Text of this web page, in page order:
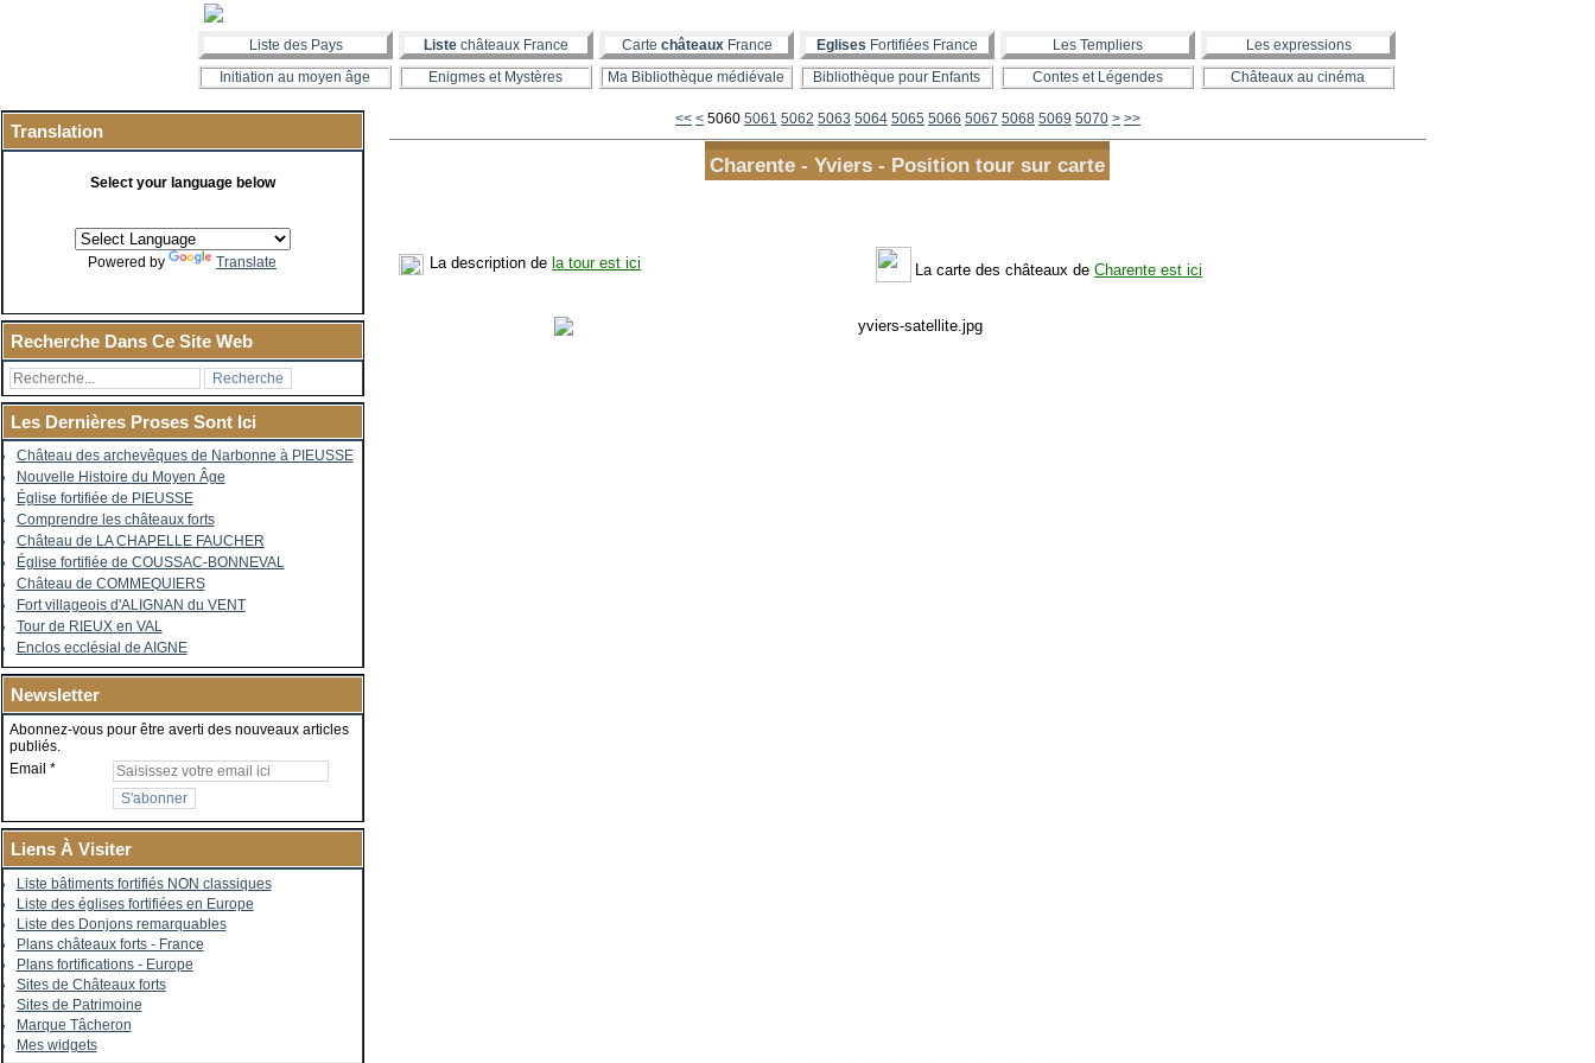
Liste des Pays Liste châteaux France Carte châteauxFrance Eglises Fortifiées France Les Templiers
Les expressions
Initiation au moyen âge
Enigmes et Mystères Ma Bibliothèque médiévale Bibliothèque pour Enfants Contes et Légendes Châteaux au cinéma
Translation
Select your language below
Powered by Translate
Recherche Dans Ce Site Web
Les Dernières Proses Sont Ici
Château des archevêques de Narbonne à PIEUSSE
Nouvelle Histoire du Moyen Âge
Église fortifiée de PIEUSSE
Comprendre les châteaux forts
Château de LA CHAPELLE FAUCHER
Église fortifiée de COUSSAC-BONNEVAL
Château de COMMEQUIERS
Fort villageois d'ALIGNAN du VENT
Tour de RIEUX en VAL
Enclos ecclésial de AIGNE
Newsletter
Abonnez-vous pour être averti des nouveaux articles
publiés.
Email
Liens À Visiter
Liste bâtiments fortifiés NON classiques
Liste des églises fortifiées en Europe
Liste des Donjons remarquables
Plans châteaux forts - France
Plans fortifications - Europe
Sites de Châteaux forts
Sites de Patrimoine
Marque Tâcheron
Mes widgets
<< < 5000
5010
5020
5030
5040
5050
5060 5061 5062 5063 5064 5065 5066 5067 5068 5069 5070 5080
5090
5100
5200
5300
5400
5500
5600
> >>
Charente - Yviers - Position tour sur carte
La description de la tour est ici La carte des châteaux deCharente est ici